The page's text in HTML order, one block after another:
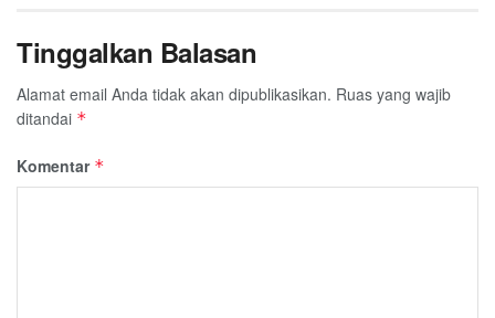
Tinggalkan Balasan
Alamat email Anda tidak akan dipublikasikan. Ruas yang wajib
ditandai *
Komentar *